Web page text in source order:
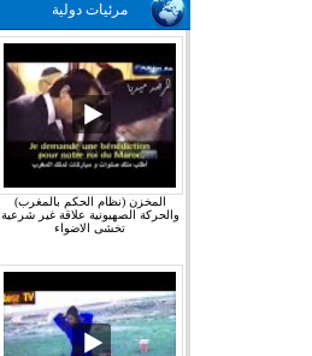
مرئيات دولية
المخزن (نظام الحكم بالمغرب)
والحركة الصهيونية علاقة غير شرعية
تخشى الاضواء